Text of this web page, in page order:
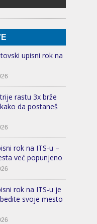
upisni rok na
rastu 3x brže
da postaneš
rok na ITS-u –
već popunjeno
rok na ITS-u je
svoje mesto